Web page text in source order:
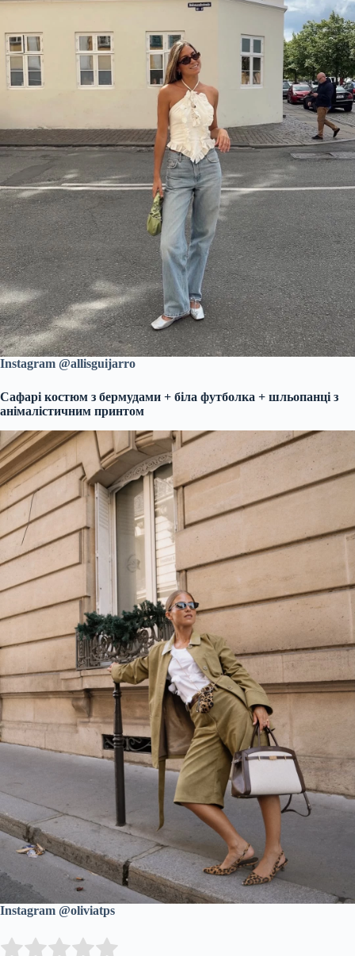
Instagram @allisguijarro
Сафарі костюм з бермудами + біла футболка + шльопанці з
анімалістичним принтом
Instаgram @oliviatps
Rate this item: